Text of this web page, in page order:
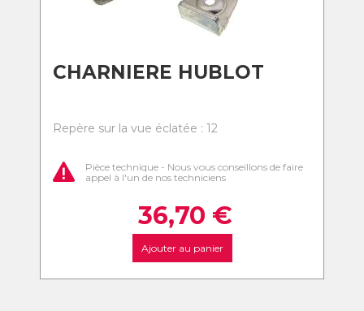
CHARNIERE HUBLOT
Repère sur la vue éclatée : 12
Pièce technique - Nous vous conseillons de faire
appel à l'un de nos techniciens
36,70 €
Ajouter au panier